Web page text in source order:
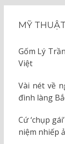
MỸ
Gốm Lý
Việt
Vài nét về
đình làng
Cứ ‘chụp
niệm nhiếp